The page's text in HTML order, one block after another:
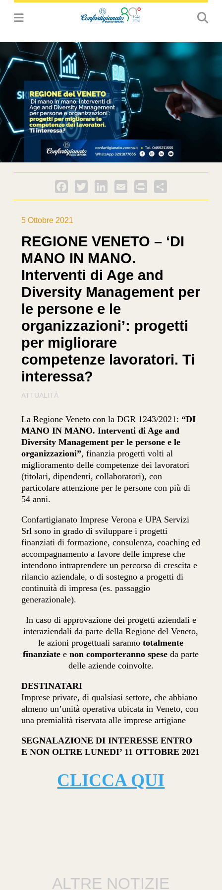
Facebook
Twitter LinkedInEmail PrintFriendly
5 Ottobre 2021
REGIONE VENETO – ‘DI
MANO IN MANO.
Interventi di Age and
Diversity Management per
le persone e le
organizzazioni’: progetti
per migliorare
competenze lavoratori. Ti
interessa?
ATTUALITÀ
La Regione Veneto con la DGR 1243/2021: “DI
MANO IN MANO. Interventi di Age and
Diversity Management per le persone e le
organizzazioni”, finanzia progetti volti al
miglioramento delle competenze dei lavoratori
(titolari, dipendenti, collaboratori), con
particolare attenzione per le persone con più di
54 anni.
Confartigianato Imprese Verona e UPA Servizi
Srl sono in grado di sviluppare i progetti
finanziati di formazione, consulenza, coaching ed
accompagnamento a favore delle imprese che
intendono intraprendere un percorso di crescita e
rilancio aziendale, o di sostegno a progetti di
continuità di impresa (es. passaggio
generazionale).
In caso di approvazione dei progetti aziendali e
interaziendali da parte della Regione del Veneto,
le azioni progettuali sarannototalmente
finanziate enon comporteranno spese da parte
delle aziende coinvolte.
DESTINATARI
Imprese private, di qualsiasi settore, che abbiano
almeno un’unità operativa ubicata in Veneto, con
una premialità riservata alle imprese artigiane
SEGNALAZIONE DI INTERESSE ENTRO
E NON OLTRE LUNEDI’ 11 OTTOBRE 2021
CLICCA QUI
ALTRE NOTIZIE